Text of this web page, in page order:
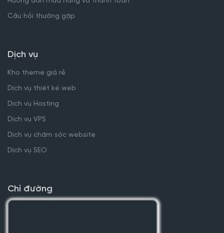
Câu hỏi thường gặp
Dịch vụ
Kho theme giá rẻ
Dịch vụ thiết kế web
Dịch vụ Hosting
Dịch vụ VPS
Dịch vụ chăm sóc website
Dịch vụ SEO
Chỉ đường